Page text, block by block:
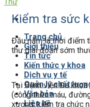
Trang chủ
Giới thiệu
Tin tức
Kiến thức y khoa
Dịch vụ y tế
Quản lý chất
Văn bản
Liên hệ
Kiểm tra sức
Đầu năm là thời điểm
thư giai đoạn sớm
Tại Bệnh viện Đa
(công thức máu,
xương; kiểm tra chức